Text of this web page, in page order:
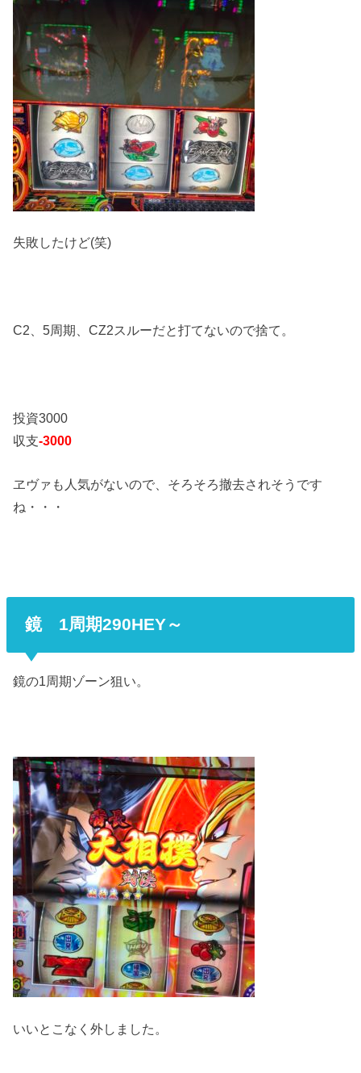
失敗したけど(笑)
C2、5周期、CZ2スルーだと打てないので捨て。
投資3000
収支-3000
ヱヴァも人気がないので、そろそろ撤去されそうです
ね・・・
鏡 1周期290HEY～
鏡の1周期ゾーン狙い。
いいとこなく外しました。